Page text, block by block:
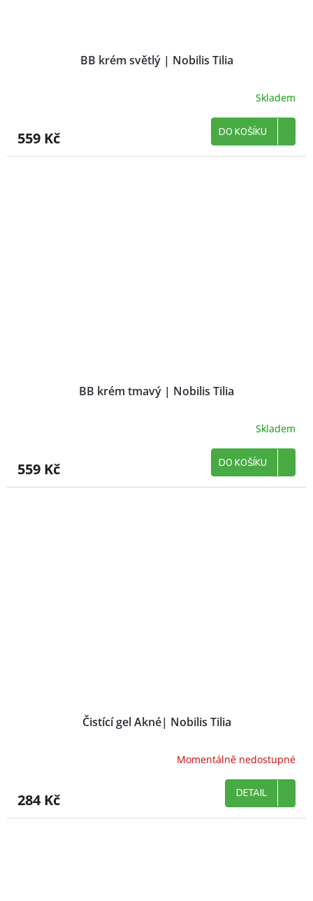
BB krém světlý | Nobilis Tilia
Skladem
559 Kč DO KOŠÍKU
BB krém tmavý | Nobilis Tilia
Skladem
559 Kč DO KOŠÍKU
Čistící gel Akné| Nobilis Tilia
Momentálně nedostupné
284 Kč DETAIL